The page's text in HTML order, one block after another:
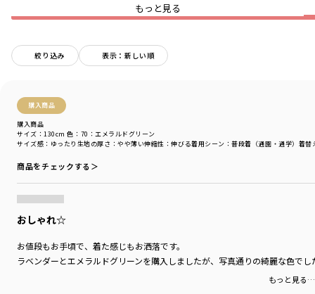
絞り込み 表示：新しい順
購入商品
購入商品
サイズ感 ：ゆったり 生地の厚さ ：やや薄い伸縮性 ：伸びる着用シーン ：普段着（通園・通学） 着替
サイズ：130cm 色：70：エメラルドグリーン
商品をチェックする＞
おしゃれ☆
お値段もお手頃で、着た感じもお洒落です。
ラベンダーとエメラルドグリーンを購入しましたが、写真通りの綺麗な色でし
もっと見る…
本体部分：綿100％生地(天竺)を使用
吸水性が高く通気性が良いのが特徴
Relax…力を抜いて、くつろぐ
Comfortable…気持ちの良い、快適な
着心地の良い服を、手に取りやすい価格で
『毎日着て欲しい』
デイリーウェアをご提案する新レーベルです
伸縮性：あり
透け感：03:オフホワイト/ややあり
その他カラー：なし
もっと見る